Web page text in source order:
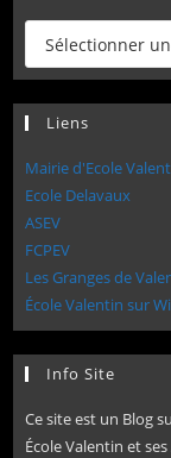
Catégories
Liens
Mairie d'Ecole
Ecole Delavaux
ASEV
FCPEV
Les Granges de
École Valentin sur
Info Site
Ce site est un Blog
École Valentin et